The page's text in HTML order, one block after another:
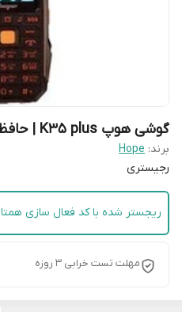
گوشی هوپ K35 plus | حافظه 128 مگابایت
برند: Hope
رجیستری
ریجستر شده با کد فعال سازی همتا
مهلت تست خرابی 3 روزه